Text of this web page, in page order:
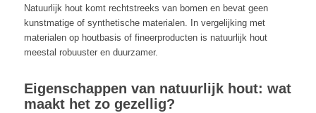
Natuurlijk hout komt rechtstreeks van bomen en bevat geen
kunstmatige of synthetische materialen. In vergelijking met
materialen op houtbasis of fineerproducten is natuurlijk hout
meestal robuuster en duurzamer.
Eigenschappen van natuurlijk hout: wat
maakt het zo gezellig?